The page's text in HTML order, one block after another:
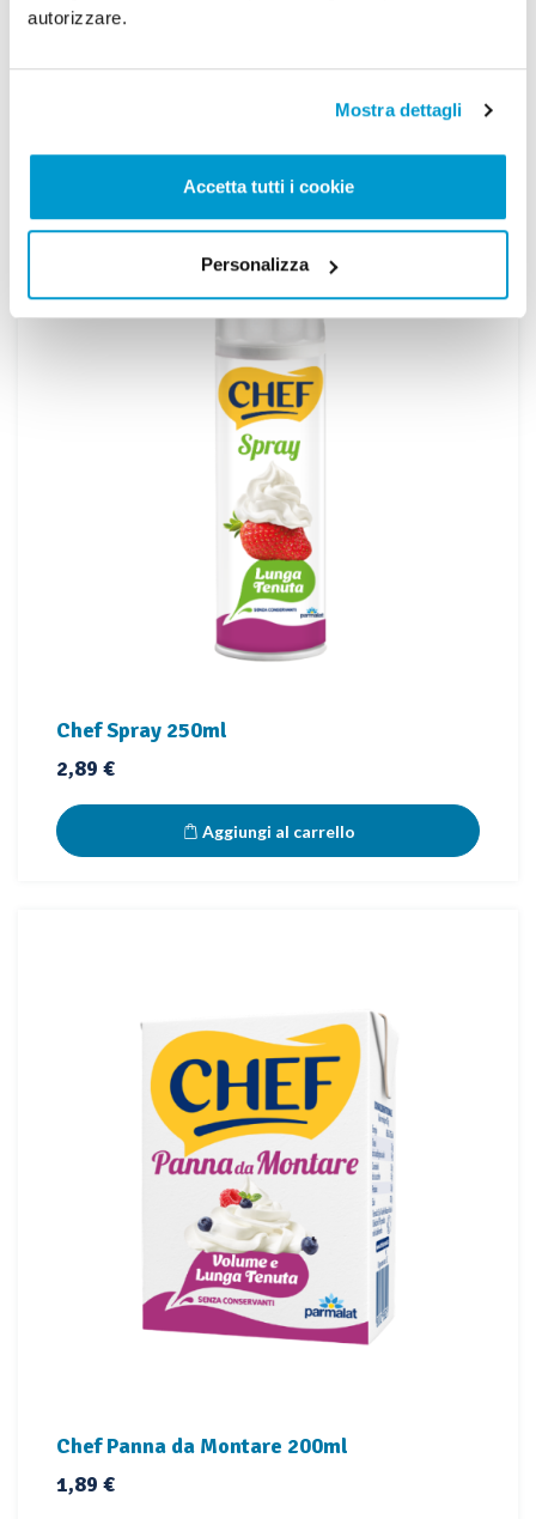
autorizzare.
Mostra dettagli
Accetta tutti i cookie
Personalizza
Chef da Montare 500ml
Aggiungi al carrello
Chef Spray 250ml
Prezzo
2,89 €
Aggiungi al carrello
Chef Panna da Montare 200ml
Prezzo
1,89 €